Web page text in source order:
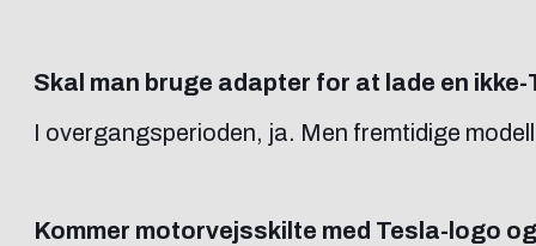
Skal man bruge adapter for at lade en
I overgangsperioden, ja. Men fremtidige
Kommer motorvejsskilte med Tesla-logo